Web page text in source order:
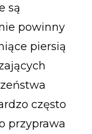
są
powinny
piersią
często
przyprawa